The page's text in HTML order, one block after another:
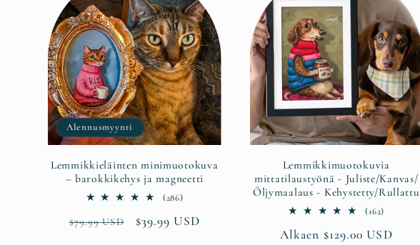
Alennusmyynti
Lemmikkieläinten minimuotokuva
– barokkikehys ja magneetti
(286)286
yhteensä
Normaalihinta
$79.99 USD Alennushinta
$39.99 USD
Lemmikkimuotokuvia
mittatilaustyönä - Juliste/Kanvas/
Öljymaalaus - Kehystetty/Rullattu
(162)
yhteensä
Normaalihinta
Alkaen $129.00 USD